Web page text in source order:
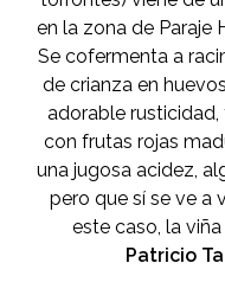
en la zona de Paraje
Se cofermenta a
de crianza en
adorable
con frutas rojas
una jugosa acidez,
pero que sí se ve a
este caso, la viña
Patricio